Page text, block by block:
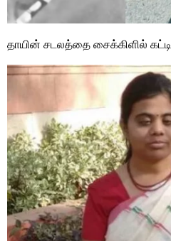
தாயின் சடலத்தை சைக்கிளில்